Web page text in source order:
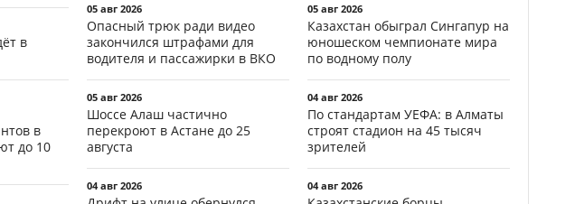
в
в
до 10
05 авг 2026
Опасный трюк ради видео
закончился штрафами для
водителя и пассажирки в ВКО
05 авг 2026
Шоссе Алаш частично
перекроют в Астане до 25
августа
04 авг 2026
05 авг 2026
Казахстан обыграл Сингапур на
юношеском чемпионате мира
по водному полу
04 авг 2026
По стандартам УЕФА: в Алматы
строят стадион на 45 тысяч
зрителей
04 авг 2026